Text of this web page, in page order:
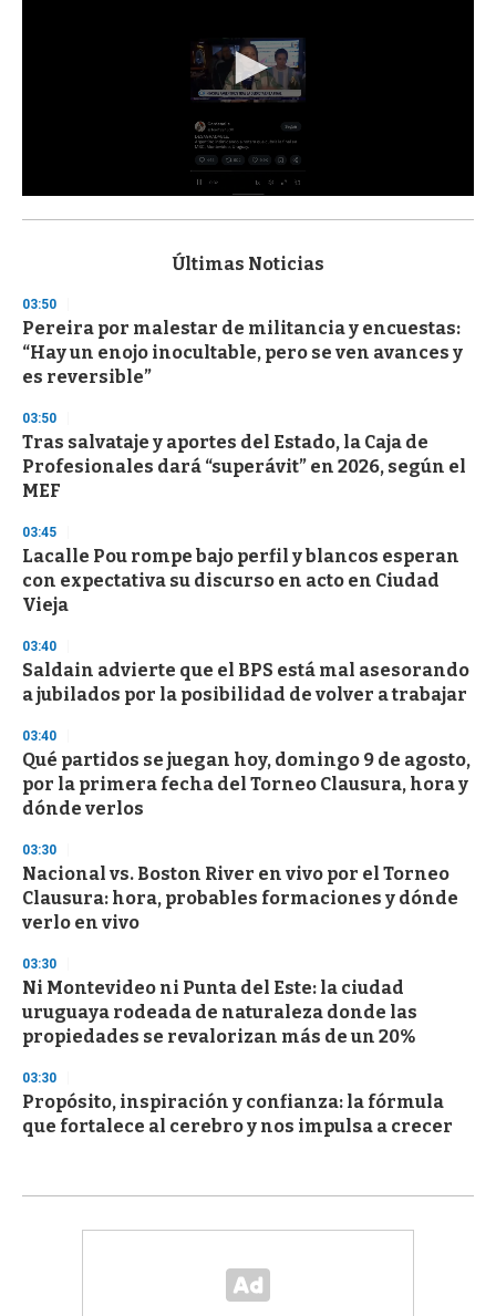
s
d
s
o
3
s
e
c
o
n
Últimas Noticias
03:50
Pereira por malestar de militancia y encuestas:
“Hay un enojo inocultable, pero se ven avances y
es reversible”
03:50
Tras salvataje y aportes del Estado, la Caja de
Profesionales dará “superávit” en 2026, según el
MEF
03:45
Lacalle Pou rompe bajo perfil y blancos esperan
con expectativa su discurso en acto en Ciudad
Vieja
03:40
Saldain advierte que el BPS está mal asesorando
a jubilados por la posibilidad de volver a trabajar
03:40
Qué partidos se juegan hoy, domingo 9 de agosto,
por la primera fecha del Torneo Clausura, hora y
dónde verlos
03:30
Nacional vs. Boston River en vivo por el Torneo
Clausura: hora, probables formaciones y dónde
verlo en vivo
03:30
Ni Montevideo ni Punta del Este: la ciudad
uruguaya rodeada de naturaleza donde las
propiedades se revalorizan más de un 20%
03:30
Propósito, inspiración y confianza: la fórmula
que fortalece al cerebro y nos impulsa a crecer